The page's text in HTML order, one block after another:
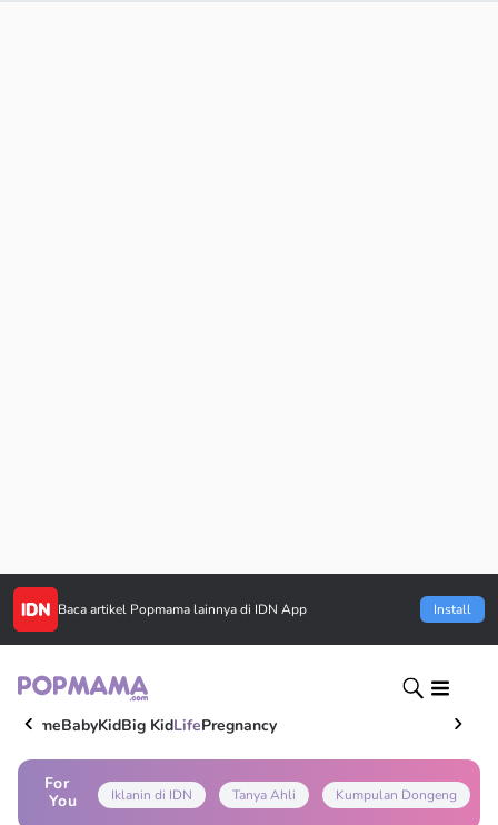
Baca artikel Popmama lainnya di IDN App Install
HomeBabyKidBig KidLifePregnancy
For
You
Iklanin di IDN Tanya Ahli Kumpulan Dongeng